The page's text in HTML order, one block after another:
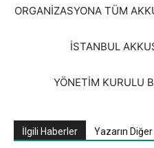
ORGANİZASYONA TÜM
İSTANBUL
YÖNETİM KURULU
İlgili Haberler Yazarın